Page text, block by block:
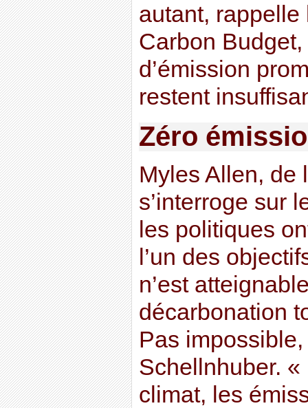
autant,
Carbon
d’émission
restent
Zéro
Myles Allen, de
s’interroge sur
les politiques
l’un des
n’est
décarbonation
Pas
Schellnhuber.
climat, les